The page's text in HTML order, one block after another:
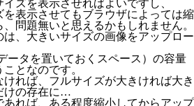
ズを表示させればよいですし、
表示させてもブラウザによっては縮
問題無いと思えるかもしれません。
は、大きいサイズの画像をアップロー
ータを置いておくスペース）の容量
となのです。
れば、フルサイズが大きければ大き
けの存在に…
れば、ある程度縮小してからアップ